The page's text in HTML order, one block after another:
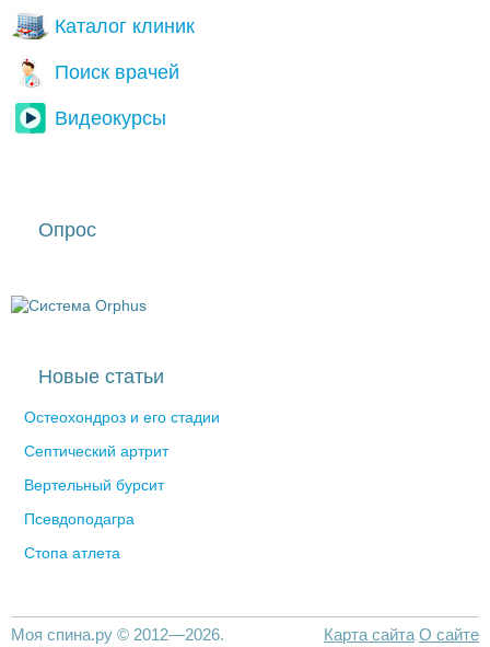
Каталог клиник
Поиск врачей
Видеокурсы
Опрос
Новые статьи
Остеохондроз и его стадии
Септический артрит
Вертельный бурсит
Псевдоподагра
Стопа атлета
Карта сайта О сайте
Моя спина.ру © 2012—2026.